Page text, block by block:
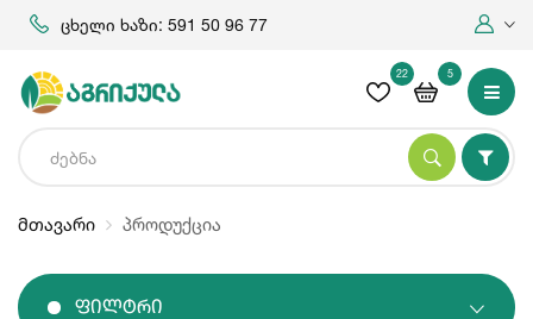
ცხელი ხაზი: 591 50 96 77
22 5
მთავარი პროდუქცია
Ფილტრი